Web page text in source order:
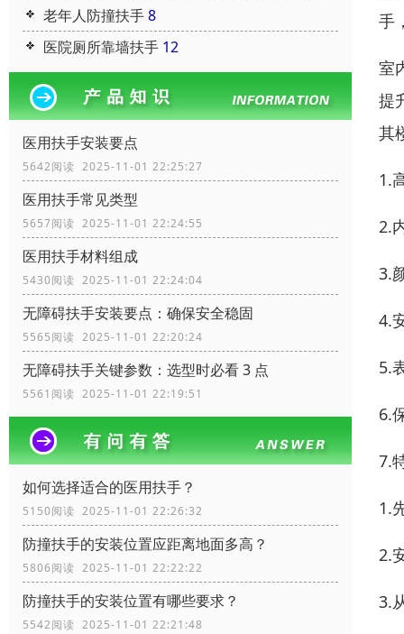
老年人防撞扶手8
医院厕所靠墙扶手 12
医用扶手安装要点
5642阅读 2025-11-01 22:25:27
医用扶手常见类型
5657阅读 2025-11-01 22:24:55
医用扶手材料组成
5430阅读 2025-11-01 22:24:04
无障碍扶手安装要点：确保安全稳固
5565阅读 2025-11-01 22:20:24
无障碍扶手关键参数：选型时必看 3 点
5561阅读 2025-11-01 22:19:51
如何选择适合的医用扶手？
5150阅读 2025-11-01 22:26:32
防撞扶手的安装位置应距离地面多高？
5806阅读 2025-11-01 22:22:22
防撞扶手的安装位置有哪些要求？
5542阅读 2025-11-01 22:21:48
手
室
提
其
1.
2.
3.
4.
5.
6.
7.
1.
2.
3.